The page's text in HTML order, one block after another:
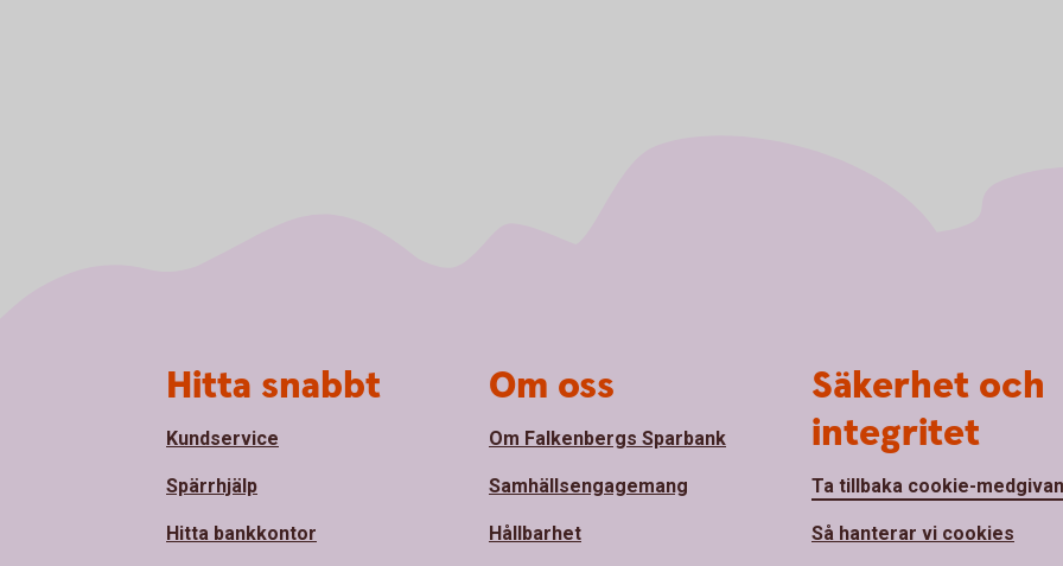
Hitta snabbt
Kundservice
Spärrhjälp
Hitta bankkontor
Om oss
Om Falkenbergs Sparbank
Samhällsengagemang
Hållbarhet
Säkerhet och
integritet
Ta tillbaka cookie-
Så hanterar vi cookies